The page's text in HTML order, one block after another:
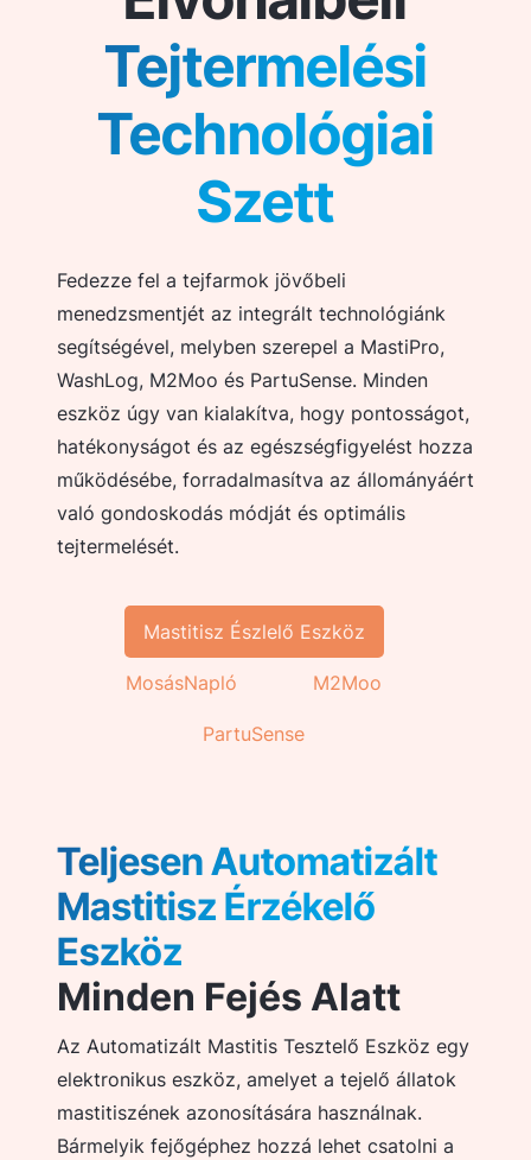
Tejtermelési
Technológiai
Szett
Fedezze fel a tejfarmok jövőbeli
menedzsmentjét az integrált technológiánk
segítségével, melyben szerepel a MastiPro,
WashLog, M2Moo és PartuSense. Minden
eszköz úgy van kialakítva, hogy pontosságot,
hatékonyságot és az egészségfigyelést hozza
működésébe, forradalmasítva az állományáért
való gondoskodás módját és optimális
tejtermelését.
Mastitisz Észlelő Eszköz
MosásNapló M2Moo
PartuSense
Teljesen Automatizált
Mastitisz Érzékelő
Eszköz
Minden Fejés Alatt
Az Automatizált Mastitis Tesztelő Eszköz egy
elektronikus eszköz, amelyet a tejelő állatok
mastitiszének azonosítására használnak.
Bármelyik fejőgéphez hozzá lehet csatolni a